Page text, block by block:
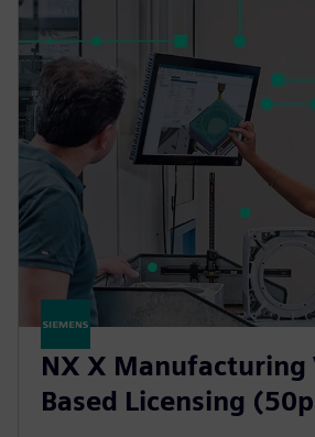
NX X Manufacturing
Based Licensing